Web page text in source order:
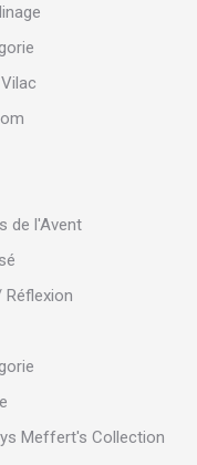
de l'Avent
Meffert's Collection